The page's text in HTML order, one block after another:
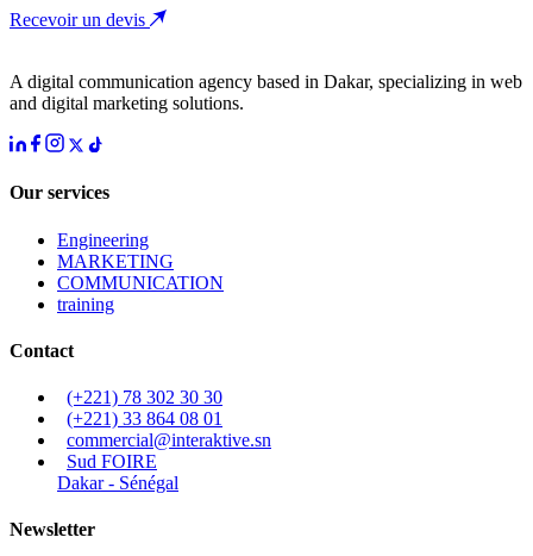
Recevoir un devis
A digital communication agency based in Dakar, specializing in web
and digital marketing solutions.
Our services
Engineering
MARKETING
COMMUNICATION
training
Contact
(+221) 78 302 30 30
(+221) 33 864 08 01
commercial@interaktive.sn
Sud FOIRE
Dakar - Sénégal
Newsletter